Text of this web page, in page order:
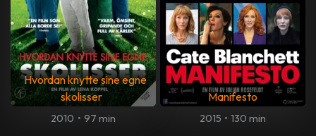
Hvordan knytte sine egne
skolisser
2010 • 97 min
Manifesto
2015 • 130 min